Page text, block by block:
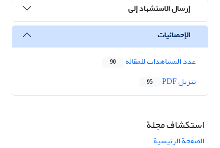
إرسال الاستشهاد إلى
الإحصائيات
عدد المشاهدات للمقالة
90
تنزیل PDF 95
استكشاف مجلة
الصفحة الرئيسية